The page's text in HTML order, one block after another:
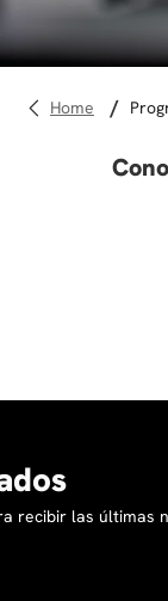
recibir las últimas
diseño